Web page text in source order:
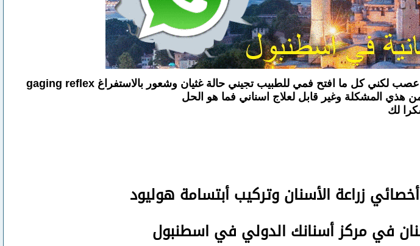
عمري 26 سنة وعندي اكثر من سن متسوس ومحتاج الى علاج حشوات وممكن علاج عصب لكني كل ما افتح فمي للطبيب تجيني حالة غثيان وشعور بالاستفراغ gaging reflex
هذي المشكلة وغير قابل لعلاج اسناني فما هو الحل
لك
أخصائي زراعة الأسنان وتركيب أبتسامة هوليود
في مركز أسنانك الدولي في اسطنبول